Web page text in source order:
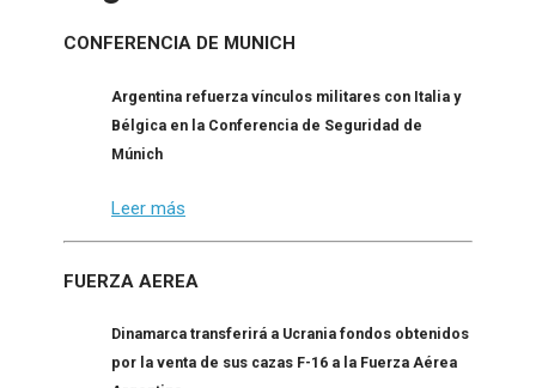
CONFERENCIA DE MUNICH
Argentina refuerza vínculos militares con Italia y
Bélgica en la Conferencia de Seguridad de
Múnich
Leer más
FUERZA AEREA
Dinamarca transferirá a Ucrania fondos obtenidos
por la venta de sus cazas F-16 a la Fuerza Aérea